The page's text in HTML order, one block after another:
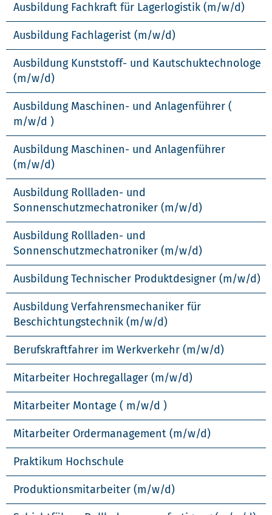
Ausbildung Fachkraft für Lagerlogistik (m/w/d)
Ausbildung Fachlagerist (m/w/d)
Ausbildung Kunststoff- und Kautschuktechnologe
(m/w/d)
Ausbildung Maschinen- und Anlagenführer (
m/w/d )
Ausbildung Maschinen- und Anlagenführer
(m/w/d)
Ausbildung Rollladen- und
Sonnenschutzmechatroniker (m/w/d)
Ausbildung Rollladen- und
Sonnenschutzmechatroniker (m/w/d)
Ausbildung Technischer Produktdesigner (m/w/d)
Ausbildung Verfahrensmechaniker für
Beschichtungstechnik (m/w/d)
Berufskraftfahrer im Werkverkehr (m/w/d)
Mitarbeiter Hochregallager (m/w/d)
Mitarbeiter Montage ( m/w/d )
Mitarbeiter Ordermanagement (m/w/d)
Praktikum Hochschule
Produktionsmitarbeiter (m/w/d)